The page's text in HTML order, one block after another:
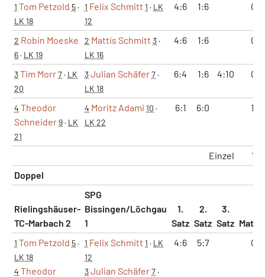
1 Tom Petzold 5·
LK 18
1 Felix Schmitt 1 · LK
12
4:6 1:6 0:1
2 Robin Moeske
6· LK 19
2 Mattis Schmitt 3·
LK 16
4:6 1:6 0:1
3Tim Morr7· LK
20
3Julian Schäfer7·
LK 18
6:4 1:6 4:10 0:1
4 Theodor
Schneider9· LK
21
4 Moritz Adami 10 ·
LK 22
6:1 6:0 1:0
Einzel
1:3
Doppel
Rielingshäuser-
TC-Marbach 2
SPG
Bissingen/Löchgau
1
1.
Satz
2.
Satz
3.
Satz
1 Tom Petzold 5·
LK 18
4 Theodor
1 Felix Schmitt 1 · LK
12
3Julian Schäfer7·
4:6 5:7 0:1